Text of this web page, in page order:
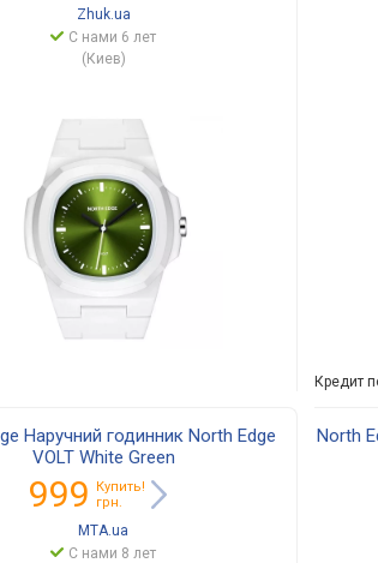
Zhuk.ua
С нами 6 лет
(Киев)
Кредит
Наручний годинник North Edge
VOLT White Green
999
Купить!
грн.
MTA.ua
С нами 8 лет
North